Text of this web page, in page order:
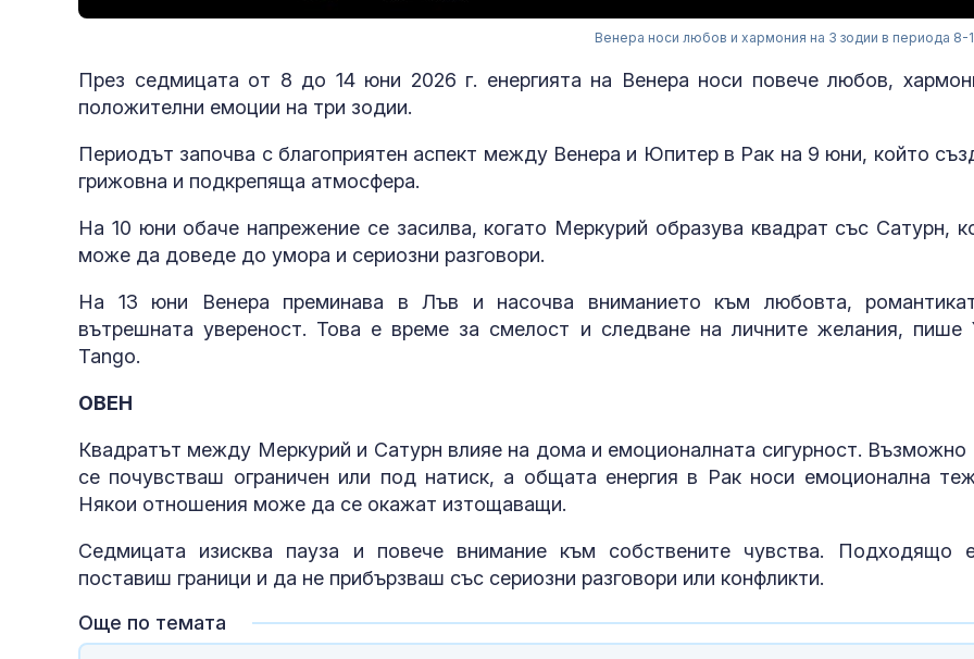
Венера носи любов и хармония на 3 зодии в периода 8-
През седмицата от 8 до 14 юни 2026 г. енергията на Венера носи повече любов,
положителни емоции на три зодии.
Периодът започва с благоприятен аспект между Венера и Юпитер в Рак на 9 юни, който
грижовна и подкрепяща атмосфера.
На 10 юни обаче напрежение се засилва, когато Меркурий образува квадрат със Сатурн,
може да доведе до умора и сериозни разговори.
На 13 юни Венера преминава в Лъв и насочва вниманието към любовта,
вътрешната увереност. Това е време за смелост и следване на личните желания, пише
Tango.
ОВЕН
Квадратът между Меркурий и Сатурн влияе на дома и емоционалната сигурност. Възможно
се почувстваш ограничен или под натиск, а общата енергия в Рак носи емоционална
Някои отношения може да се окажат изтощаващи.
Седмицата изисква пауза и повече внимание към собствените чувства. Подходящо
поставиш граници и да не прибързваш със сериозни разговори или конфликти.
Още по темата
Западните
смокини на